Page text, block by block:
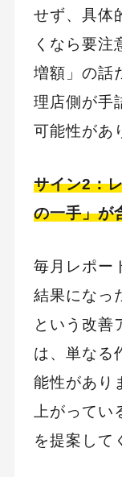
MEO
TikTok
Webサ
アクセ
インフ
コーポ
コンテ
サイト
メルマ
リンク
調査レ
せず、具体
くなら要注
増額」の話
理店側が手
可能性があ
サイン2：
の一手」が
毎月レポー
結果になっ
という改善
は、単なる
能性があり
上がって
を提案して